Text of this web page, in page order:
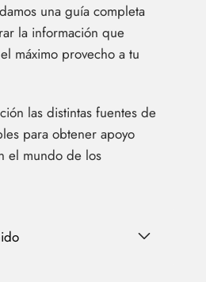
una guía completa
la información que
máximo provecho a tu
las distintas fuentes de
para obtener apoyo
el mundo de los